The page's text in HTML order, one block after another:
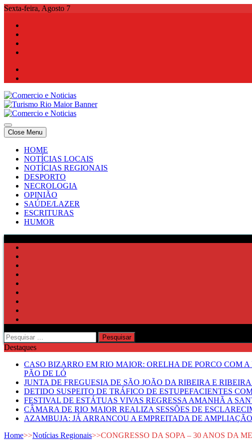
Skip
content
Sexta-feira, Agosto 7
Comercio e Noticias
Notícias e Publicidade Online
Comercio e Noticias
Notícias e Publicidade Online
Close Menu
HOME
NOTÍCIAS LOCAIS
NOTÍCIAS REGIONAIS
DESPORTO
NECROLOGIA
OPINIÃO
SAÚDE/LAZER
ESCRITURAS
HUMOR
Pesquisar
por:
Destaques
CASO BIZARRO EM RIO MAIOR: ORELHA DE PORCO COM
PÃO DE LÓ
JUNTA DE FREGUESIA DE SÃO JOÃO DA RIBEIRA E
DETIDO SUSPEITO DE TRÁFICO DE ESTUPEFACIENTES
FESTIVAL DE ESTÁTUAS VIVAS REGRESSA AMANHÃ A
CÂMARA DE RIO MAIOR REALIZA SESSÕES DE
AZAMBUJA: JÁ ARRANCOU A EMPREITADA DE
Home>>Notícias Regionais>>CONGRESSO DA SOPA – 30 ANOS DA